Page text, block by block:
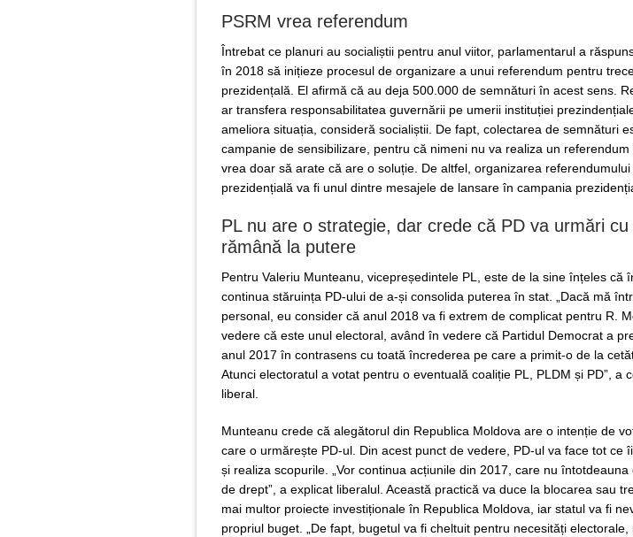
PSRM vrea referendum
Întrebat ce planuri au socialiștii pentru anul viitor, parlamentarul a
în 2018 să inițieze procesul de organizare a unui referendum pentru
prezidențală. El afirmă că au deja 500.000 de semnături în acest sens.
ar transfera responsabilitatea guvernării pe umerii instituției
ameliora situația, consideră socialiștii. De fapt, colectarea de semnături
campanie de sensibilizare, pentru că nimeni nu va realiza un
vrea doar să arate că are o soluție. De altfel, organizarea
prezidențială va fi unul dintre mesajele de lansare în campania
PL nu are o strategie, dar crede că PD va urmări
rămână la putere
Pentru Valeriu Munteanu, vicepreședintele PL, este de la sine înțeles că
continua stăruința PD-ului de a-și consolida puterea în stat. „Dacă mă
personal, eu consider că anul 2018 va fi extrem de complicat pentru R.
vedere că este unul electoral, având în vedere că Partidul Democrat a
anul 2017 în contrasens cu toată încrederea pe care a primit-o de la
Atunci electoratul a votat pentru o eventuală coaliție PL, PLDM și PD”, a
liberal.
Munteanu crede că alegătorul din Republica Moldova are o intenție de
care o urmărește PD-ul. Din acest punct de vedere, PD-ul va face tot ce
și realiza scopurile. „Vor continua acțiunile din 2017, care nu
de drept”, a explicat liberalul. Această practică va duce la blocarea sau
mai multor proiecte investiționale în Republica Moldova, iar statul va fi
propriul buget. „De fapt, bugetul va fi cheltuit pentru necesități